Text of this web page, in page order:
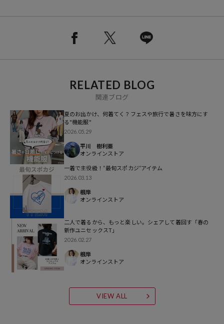
●ガシガシ着込めるタフな質感ながら、軽やかな肌触りで春先から夏
●程よいルーズ感のあるシルエットが、旬なこなれ感とリラックス感
●トレンドのビッグシルエットを採用し、メンズ・レディース問わず
【「暑い」を通り越して「痛い」と感じる日本の夏を快適にする、次
世代のハイテク素材「Raylock(R)（レイロック）」を採用。】
接触冷感、吸水速乾、UVカット、遮熱効果の4つの機能を備え、衣服
内の温度上昇を抑えて強烈な日差しから肌を守ります。見た目は上品
な綿ライクでありながら、スポーツウェア級の機能性で真夏でも涼や
かで快適な着心地をキープします。
◆おすすめコーディネート
ワイドデニムやカーブパンツと合わせた王道ストリートスタイルがお
すすめ。
スラックス合わせのきれいめミックスや、レディースはロングスカー
RELATED BLOG
関連ブログ
夏のお出かけ、何着てく？フェスや旅行で暑さを味方にす
る"機能服"
2026.05.29
平川 樹利亜
オンラインストア
一着で主役級！“最旬スポカジ”アイテム
2026.03.13
根岸
オンラインストア
二人で着るから、もっと楽しい。シェアして着回す「春の
新作ユニセックスT」
2026.02.27
根岸
オンラインストア
VIEW ALL